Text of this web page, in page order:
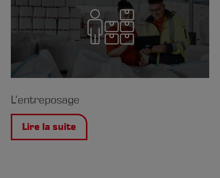
L’entreposage
Lire la suite